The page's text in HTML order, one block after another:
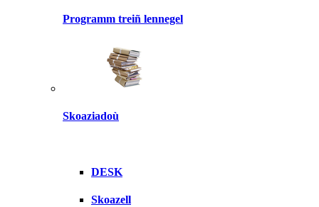
Programm treiñ lennegel
Skoaziadoù
DESK
Skoazell